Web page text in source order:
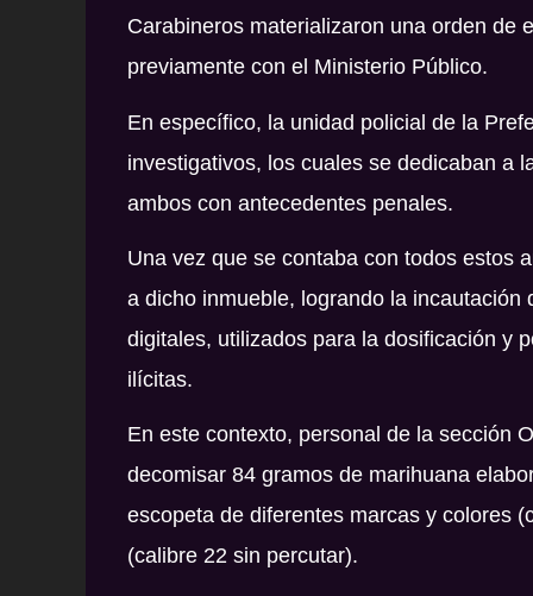
Carabineros materializaron una orden de
previamente con el Ministerio Público.
En específico, la unidad policial de la
investigativos, los cuales se dedicaban a
ambos con antecedentes penales.
Una vez que se contaba con todos estos
a dicho inmueble, logrando la
digitales, utilizados para la dosificación y
ilícitas.
En este contexto, personal de la sección
decomisar 84 gramos de marihuana
escopeta de diferentes marcas y colores
(calibre 22 sin percutar).